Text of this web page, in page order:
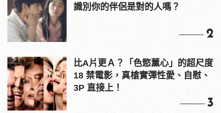
識別你的伴侶是對的人嗎？
2
比A片更Ａ？「色慾薰心」的超尺度
18 禁電影，真槍實彈性愛、自慰、
3P 直接上！
3